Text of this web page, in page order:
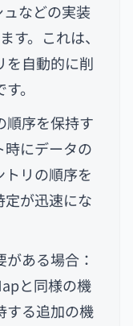
などの実装
。これは、
を自動的に削
。
順序を保持す
時にデータの
リの順序を
定が迅速にな
ある場合：
と同様の機
する追加の機